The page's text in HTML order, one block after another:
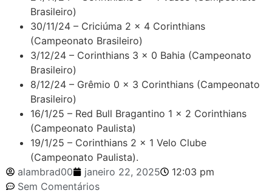
Brasileiro)
30/11/24 – Criciúma 2 x 4 Corinthians
(Campeonato Brasileiro)
3/12/24 – Corinthians 3 x 0 Bahia (Campeonato
Brasileiro)
8/12/24 – Grêmio 0 x 3 Corinthians (Campeonato
Brasileiro)
16/1/25 – Red Bull Bragantino 1 x 2 Corinthians
(Campeonato Paulista)
19/1/25 – Corinthians 2 x 1 Velo Clube
(Campeonato Paulista).
alambrad00
janeiro 22, 2025
12:03 pm
Sem Comentários